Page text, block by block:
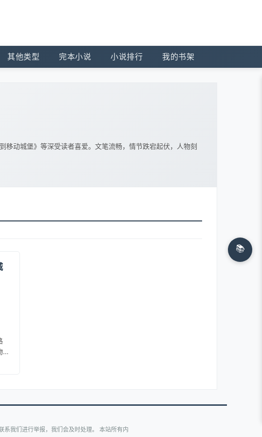
其他类型 完本小说 小说排行 我的书架
移动城堡》等深受读者喜爱。文笔流畅，情节跌宕起伏，人物刻
📚
我们进行举报，我们会及时处理。 本站所有内